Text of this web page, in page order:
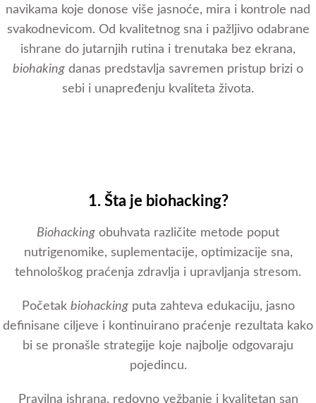
navikama koje donose više jasnoće, mira i kontrole nad
svakodnevicom. Od kvalitetnog sna i pažljivo odabrane
ishrane do jutarnjih rutina i trenutaka bez ekrana,
biohaking danas predstavlja savremen pristup brizi o
sebi i unapređenju kvaliteta života.
1. Šta je biohacking?
Biohacking obuhvata različite metode poput
nutrigenomike, suplementacije, optimizacije sna,
tehnološkog praćenja zdravlja i upravljanja stresom.
Početak biohackingputa zahteva edukaciju, jasno
definisane ciljeve i kontinuirano praćenje rezultata kako
bi se pronašle strategije koje najbolje odgovaraju
pojedincu.
Pravilna ishrana, redovno vežbanje i kvalitetan san